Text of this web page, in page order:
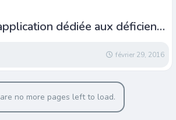
dédiée aux déficients
février 29, 2016
no more pages left to load.